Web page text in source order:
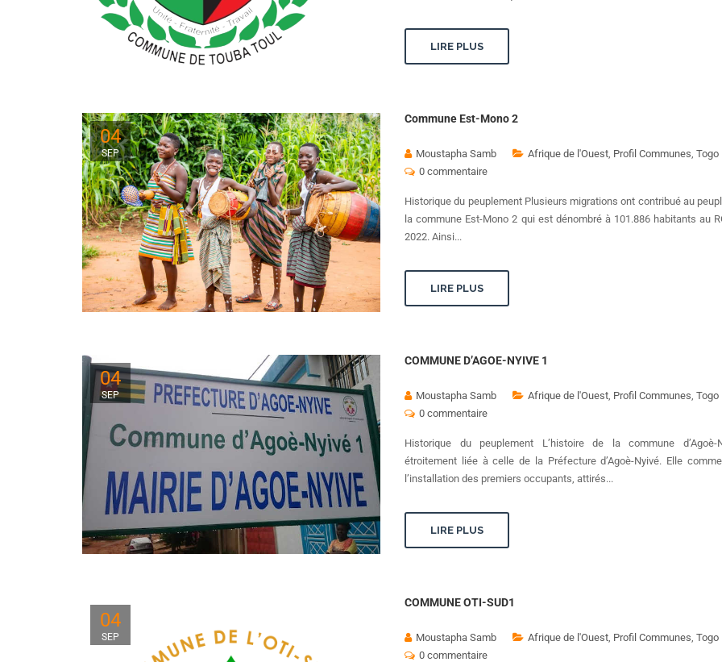
LIRE PLUS
04
SEP
Commune Est-Mono 2
Moustapha Samb Afrique de l'Ouest, Profil Communes, Togo
0 commentaire
Historique du peuplement Plusieurs migrations ont contribué au
la commune Est-Mono 2 qui est dénombré à 101.886 habitants au
2022. Ainsi...
LIRE PLUS
04
SEP
COMMUNE D’AGOE-NYIVE 1
Moustapha Samb Afrique de l'Ouest, Profil Communes, Togo
0 commentaire
Historique du peuplement L’histoire de la commune d’Agoè-
étroitement liée à celle de la Préfecture d’Agoè-Nyivé. Elle
l’installation des premiers occupants, attirés...
LIRE PLUS
04
SEP
COMMUNE OTI-SUD1
Moustapha Samb Afrique de l'Ouest, Profil Communes, Togo
0 commentaire